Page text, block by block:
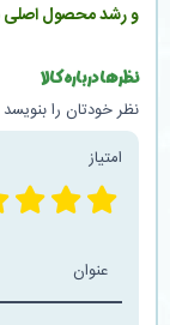
و رشد محصول اصلی
نظرها درباره کالا
نظر خودتان را بنویسد
امتیاز
عنوان